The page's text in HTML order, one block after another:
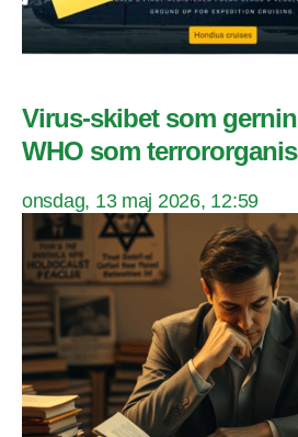
Virus-skibet som
WHO som
onsdag, 13 maj 2026, 12:59